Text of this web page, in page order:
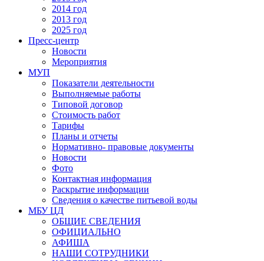
2014 год
2013 год
2025 год
Пресс-центр
Новости
Мероприятия
МУП
Показатели деятельности
Выполняемые работы
Типовой договор
Стоимость работ
Тарифы
Планы и отчеты
Нормативно- правовые документы
Новости
Фото
Контактная информация
Раскрытие информации
Сведения о качестве питьевой воды
МБУ ЦД
ОБЩИЕ СВЕДЕНИЯ
ОФИЦИАЛЬНО
АФИША
НАШИ СОТРУДНИКИ